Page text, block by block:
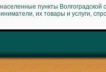
пункты Волгоградской
их товары и услуги,